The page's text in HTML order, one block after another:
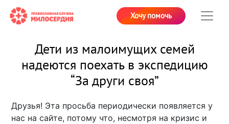
Хочу помочь
Дети из малоимущих семей
надеются поехать в экспедицию
“За други своя”
Друзья! Эта просьба периодически появляется у
нас на сайте, потому что, несмотря на кризис и